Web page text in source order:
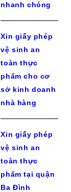
nhanh chóng
Xin giấy phép
vệ sinh an
toàn thực
phẩm cho cơ
sở kinh doanh
nhà hàng
Xin giấy phép
vệ sinh an
toàn thực
phẩm tại quận
Ba Đình